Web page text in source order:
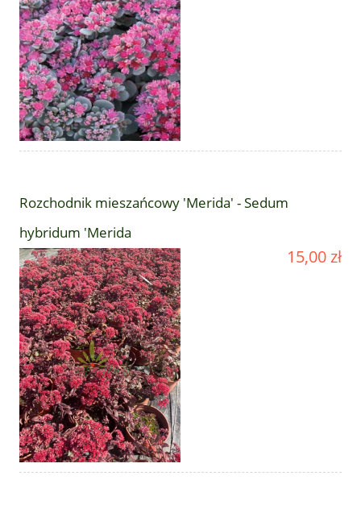
Rozchodnik mieszańcowy 'Merida' - Sedum
hybridum 'Merida
15,00 zł